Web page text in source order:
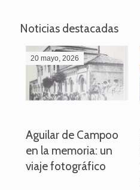
Noticias destacadas
20 mayo, 2026
Aguilar de Campoo
en la memoria: un
viaje fotográfico